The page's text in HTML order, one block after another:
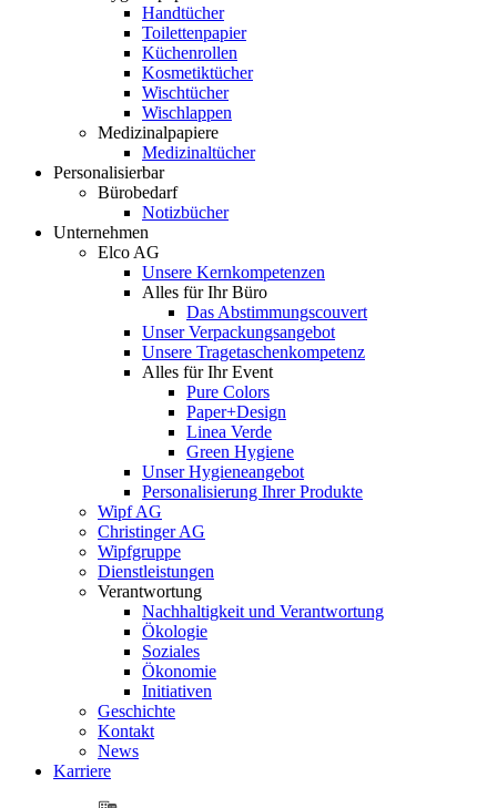
Handtücher
Toilettenpapier
Küchenrollen
Kosmetiktücher
Wischtücher
Wischlappen
Medizinalpapiere
Medizinaltücher
Personalisierbar
Bürobedarf
Notizbücher
Unternehmen
Elco AG
Unsere Kernkompetenzen
Alles für Ihr Büro
Das Abstimmungscouvert
Unser Verpackungsangebot
Unsere Tragetaschenkompetenz
Alles für Ihr Event
Pure Colors
Paper+Design
Linea Verde
Green Hygiene
Unser Hygieneangebot
Personalisierung Ihrer Produkte
Wipf AG
Christinger AG
Wipfgruppe
Dienstleistungen
Verantwortung
Nachhaltigkeit und Verantwortung
Ökologie
Soziales
Ökonomie
Initiativen
Geschichte
Kontakt
News
Karriere